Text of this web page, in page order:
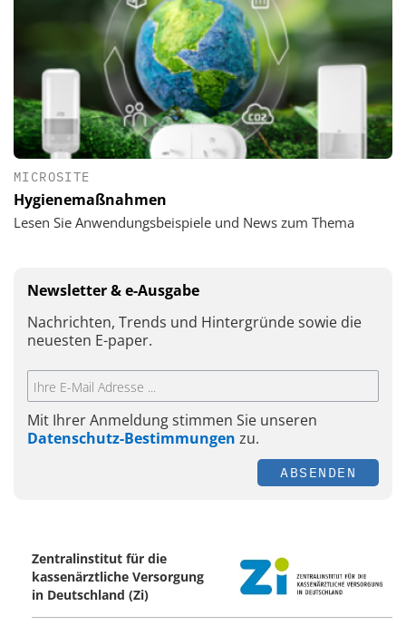
MICROSITE
Hygienemaßnahmen
Lesen Sie Anwendungsbeispiele und News zum Thema
Newsletter & e-Ausgabe
Nachrichten, Trends und Hintergründe sowie die
neuesten E-paper.
Mit Ihrer Anmeldung stimmen Sie unseren
Datenschutz-Bestimmungen zu.
ABSENDEN
Zentralinstitut für die
kassenärztliche Versorgung
in Deutschland (Zi)